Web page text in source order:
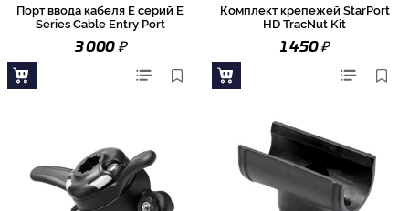
Порт ввода кабеля E серий E
Series Cable Entry Port
3 000₽
Комплект крепежей StarPort
HD TracNut Kit
1 450₽